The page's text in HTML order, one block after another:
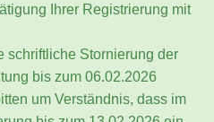
Ihrer Registrierung mit
schriftliche Stornierung der
bis zum 06.02.2026
um Verständnis, dass im